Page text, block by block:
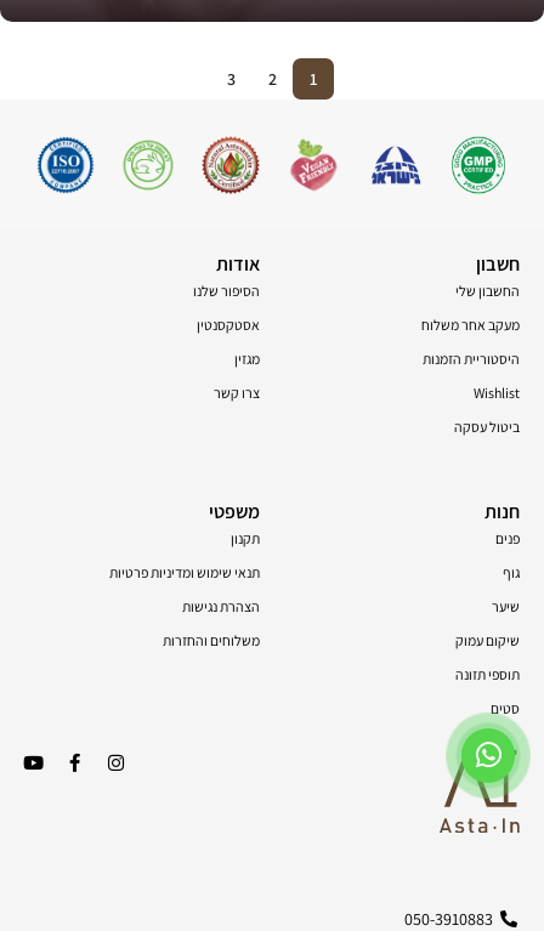
1
2
3
050-3910883
חשבון
החשבון שלי
מעקב אחר משלוח
היסטוריית הזמנות
Wishlist
ביטול עסקה
אודות
הסיפור שלנו
אסטקסנטין
מגזין
צרו קשר
חנות
פנים
גוף
שיער
שיקום עמוק
תוספי תזונה
סטים
משפטי
תקנון
תנאי שימוש ומדיניות פרטיות
הצהרת נגישות
משלוחים והחזרות